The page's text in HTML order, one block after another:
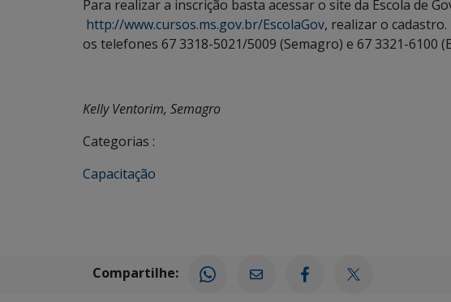
Para realizar a inscrição basta acessar o site da Escola de
http://www.cursos.ms.gov.br/EscolaGov, realizar o
os telefones 67 3318-5021/5009 (Semagro) e 67 3321-6100
Kelly Ventorim, Semagro
Categorias :
Capacitação
Compartilhe: